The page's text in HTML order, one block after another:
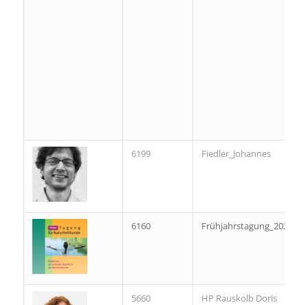
6199 Fiedler_Johannes
6160 Frühjahrstagung_2022
5660 HP Rauskolb Doris